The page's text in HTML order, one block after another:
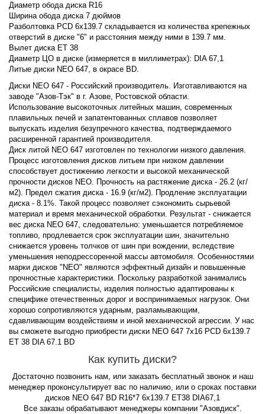
Диаметр обода диска R16
Ширина обода диска 7 дюймов
Разболтовка PCD 6x139.7 складывается из количества крепежных
отверстий в диске "6" и расстояния между ними в 139.7 мм.
Вылет диска ET 38
Диаметр ЦО в диске (измеряется в миллиметрах): DIA 67,1
Литые диски NEO 647, в окрасе BD.
Диски NEO 647 - Российский производитель. Изготавливаются на
заводе "Азов-Тэк" в г. Азове, Ростовской области.
Использование высокоточных литейных машин, современных
плавильных печей и запатентованных сплавов позволяет
выпускать изделия безупречного качества, подтверждаемого
расширенной гарантией производителя.
Диск литой NEO 647 изготовлен по технологии низкого давления.
Процесс изготовления дисков литьем при низком давлении
способствует достижению легкости и высокой механической
прочности дисков NEO. Прочность на растяжение диска - 26.2 (кг/
м2). Предел сжатия диска - 16.9 (кг/м2). Продление эксплуатации
диска - 8.1%. Такой процесс позволяет сэкономить сырьевой
материал и время механической обработки. Результат - снижается
вес диска NEO 647, следовательно: уменьшается потребляемое
топливо, продлевается срок эксплуатации шин, значительно
снижается уровень толчков от шин при вождении, вследствие
уменьшения неподрессоренной массы автомобиля. Особенностями
марки дисков "NEO" являются эффектный дизайн и повышенные
прочностные характеристики. Поскольку разработкой занимались
Российские специалисты, изделия полностью адаптированы к
специфике отечественных дорог и воспринимаемых нагрузок. Они
хорошо сопротивляются ударным, разламывающим,
сдавливающим воздействиям и иной механической агрессии. У нас
вы сможете выгодно приобрести диски NEO 647 7x16 PCD 6x139.7
ET 38 DIA 67.1 BD
Как купить диски?
Достаточно позвонить нам, или заказать бесплатный звонок и наш
менеджер проконсультирует вас по наличию, или о сроках поставки
дисков NEO 647 BD R16*7 6x139.7 ET38 DIA67,1
Все заказы обрабатывают менеджеры компании "Азовдиск".